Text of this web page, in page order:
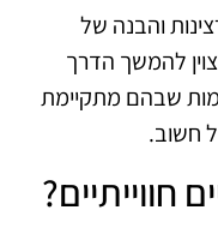
והבנה של
להמשך הדרך
שבהם מתקיימת
חשוב.
חווייתיים?